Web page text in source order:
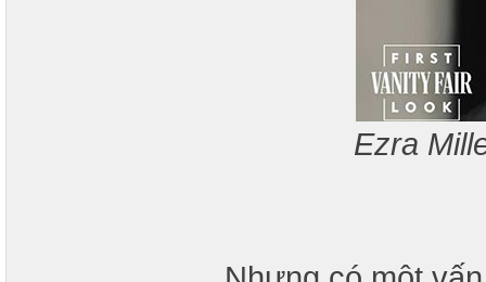
Ezra